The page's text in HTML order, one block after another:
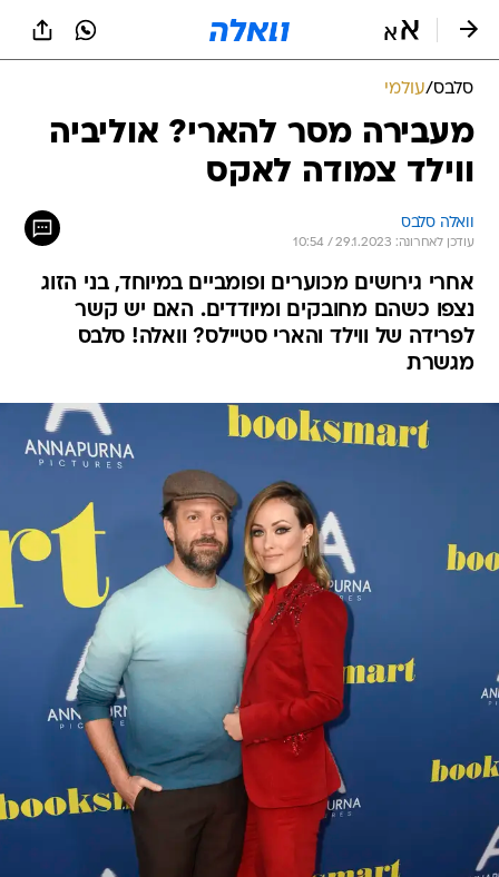
סלבס/עולמי
מעבירה מסר להארי? אוליביה
ווילד צמודה לאקס
וואלה סלבס
עודכן לאחרונה: 29.1.2023 / 10:54
אחרי גירושים מכוערים ופומביים במיוחד, בני הזוג
נצפו כשהם מחובקים ומיודדים. האם יש קשר
לפרידה של ווילד והארי סטיילס? וואלה! סלבס
מגשרת